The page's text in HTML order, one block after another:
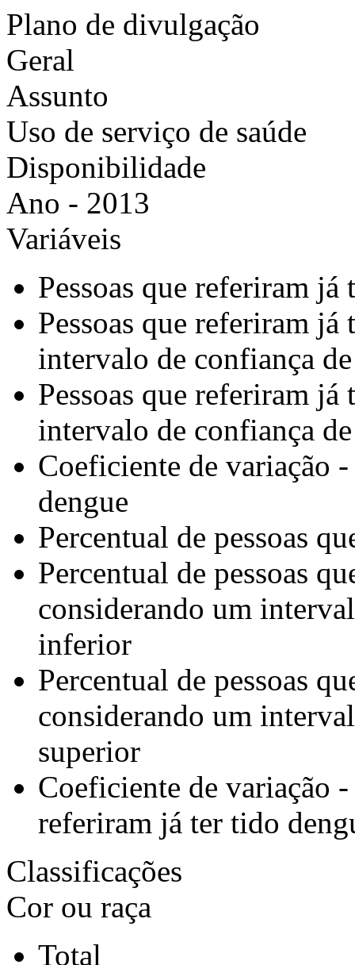
Plano de divulgação
Geral
Assunto
Uso de serviço de saúde
Disponibilidade
Ano - 2013
Variáveis
Pessoas que referiram já
Pessoas que referiram
intervalo de confiança
Pessoas que referiram
intervalo de confiança
Coeficiente de variação
dengue
Percentual de pessoas
Percentual de pessoas
considerando um
inferior
Percentual de pessoas
considerando um
superior
Coeficiente de variação -
referiram já ter tido
Classificações
Cor ou raça
Total